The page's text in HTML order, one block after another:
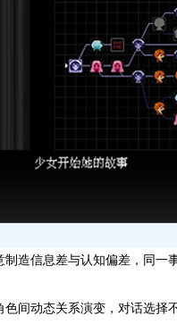
信息差与认知偏差，同一
动态关系演变，对话选择